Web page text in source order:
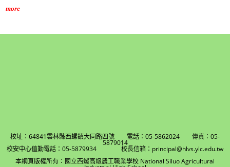
more
校址：64841雲林縣西螺鎮大同路四號 電話：05-5862024 傳真：05-
5879014
校安中心值勤電話：05-5879934 校長信箱：principal@hlvs.ylc.edu.tw
本網頁版權所有：國立西螺高級農工職業學校 National Siluo Agricultural